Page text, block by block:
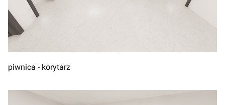
piwnica - korytarz